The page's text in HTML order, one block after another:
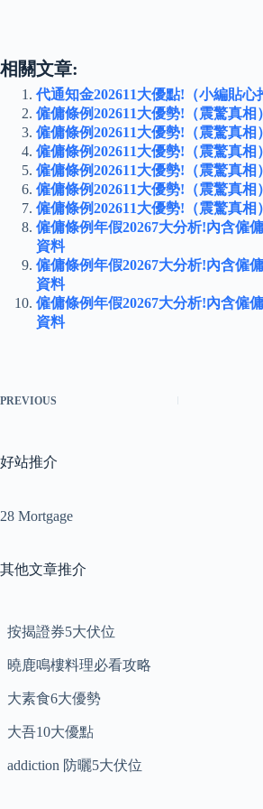
相關文章:
代通知金202611大優點!（小編貼心
僱傭條例202611大優勢!（震驚真相）
僱傭條例202611大優勢!（震驚真相）
僱傭條例202611大優勢!（震驚真相）
僱傭條例202611大優勢!（震驚真相）
僱傭條例202611大優勢!（震驚真相）
僱傭條例202611大優勢!（震驚真相）
僱傭條例年假20267大分析!內含僱
資料
僱傭條例年假20267大分析!內含僱
資料
僱傭條例年假20267大分析!內含僱
資料
PREVIOUS
好站推介
28 Mortgage
其他文章推介
按揭證券5大伏位
曉鹿鳴樓料理必看攻略
大素食6大優勢
大吾10大優點
addiction 防曬5大伏位